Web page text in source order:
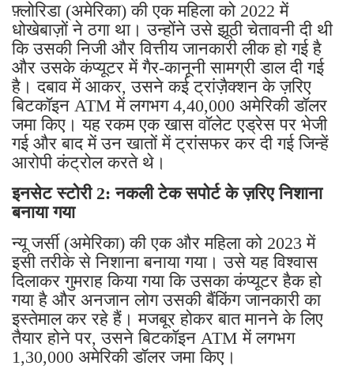
फ़्लोरिडा (अमेरिका) की एक महिला को 2022 में
धोखेबाज़ों ने ठगा था। उन्होंने उसे झूठी चेतावनी दी थी
कि उसकी निजी और वित्तीय जानकारी लीक हो गई है
और उसके कंप्यूटर में गैर-कानूनी सामग्री डाल दी गई
है। दबाव में आकर, उसने कई ट्रांज़ैक्शन के ज़रिए
बिटकॉइन ATM में लगभग 4,40,000 अमेरिकी डॉलर
जमा किए। यह रकम एक खास वॉलेट एड्रेस पर भेजी
गई और बाद में उन खातों में ट्रांसफर कर दी गई जिन्हें
आरोपी कंट्रोल करते थे।
इनसेट स्टोरी 2: नकली टेक सपोर्ट के ज़रिए निशाना
बनाया गया
न्यू जर्सी (अमेरिका) की एक और महिला को 2023 में
इसी तरीके से निशाना बनाया गया। उसे यह विश्वास
दिलाकर गुमराह किया गया कि उसका कंप्यूटर हैक हो
गया है और अनजान लोग उसकी बैंकिंग जानकारी का
इस्तेमाल कर रहे हैं। मजबूर होकर बात मानने के लिए
तैयार होने पर, उसने बिटकॉइन ATM में लगभग
1,30,000 अमेरिकी डॉलर जमा किए।